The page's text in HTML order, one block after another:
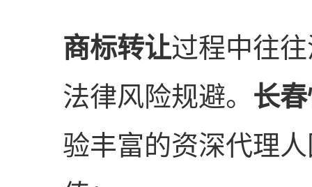
商标转让过程中往
法律风险规避。 长
验丰富的资深代理